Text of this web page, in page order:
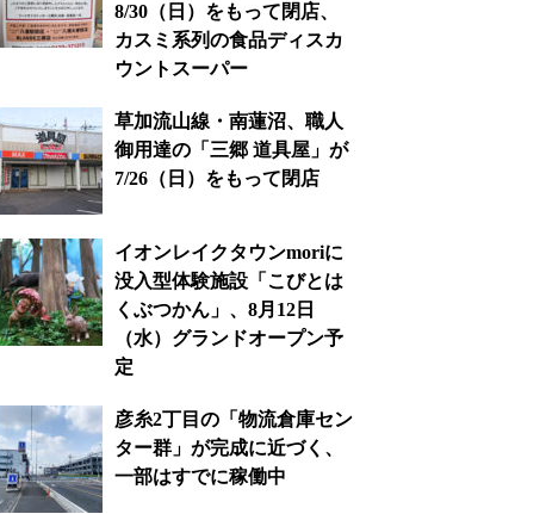
8/30（日）をもって閉店、
カスミ系列の食品ディスカ
ウントスーパー
草加流山線・南蓮沼、職人
御用達の「三郷 道具屋」が
7/26（日）をもって閉店
イオンレイクタウンmoriに
没入型体験施設「こびとは
くぶつかん」、8月12日
（水）グランドオープン予
定
彦糸2丁目の「物流倉庫セン
ター群」が完成に近づく、
一部はすでに稼働中